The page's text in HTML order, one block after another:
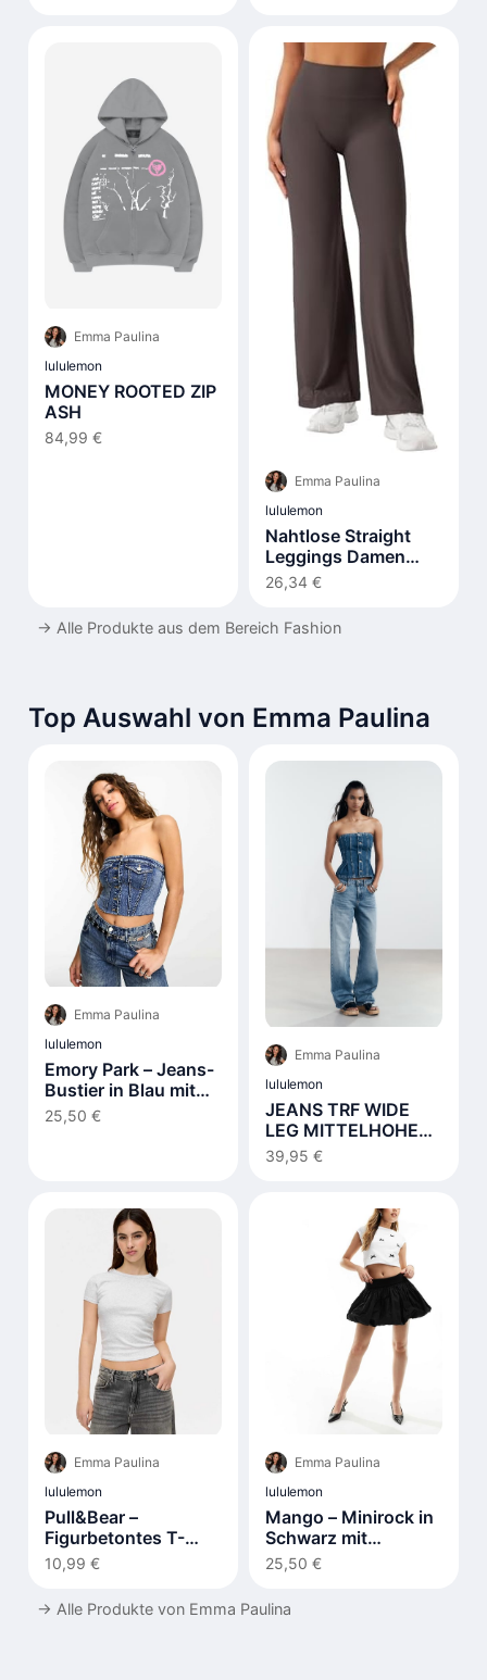
Emma Paulina
lululemon
MONEY ROOTED ZIP
ASH
84,99 €
Emma Paulina
lululemon
Nahtlose Straight
Leggings Damen
Hohe Taille Flared
26,34 €
→ Alle Produkte aus dem Bereich Fashion
Top Auswahl von Emma Paulina
Emma Paulina
lululemon
Emory Park – Jeans-
Bustier in Blau mit
Knopfdetail
25,50 €
Emma Paulina
lululemon
JEANS TRF WIDE
LEG MITTELHOHER
BUND
39,95 €
Emma Paulina
lululemon
Pull&Bear –
Figurbetontes T-
Shirt in meliertem
Grau
10,99 €
Emma Paulina
lululemon
Mango – Minirock in
Schwarz mit
Ballonsaum
25,50 €
→ Alle Produkte von Emma Paulina